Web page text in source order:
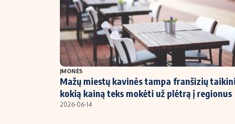
Energetika
Ekonomika
Politika
NT ir statybos
Technologijos
Laisvalaikis
ĮMONĖS
Mažų miestų kavinės tampa franšizių
kokią kainą teks mokėti už plėtrą į regionus
2026-06-14